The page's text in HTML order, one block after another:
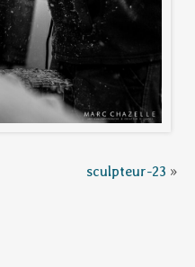
sculpteur-23 »